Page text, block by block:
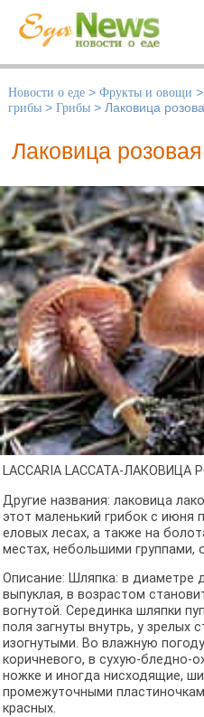
Новости о еде > Фрукты и овощи >
грибы > Грибы > Лаковица
Лаковица розовая
LACCARIA LACCATA-ЛАКОВИЦА
Другие названия: лаковица
этот маленький грибок с июня
еловых лесах, а также на
местах, небольшими группами,
Описание: Шляпка: в диаметре
выпуклая, в возрастом
вогнутой. Серединка шляпки
поля загнуты внутрь, у зрелых
изогнутыми. Во влажную
коричневого, в сухую-бледно-
ножке и иногда нисходящие,
промежуточными
красных.